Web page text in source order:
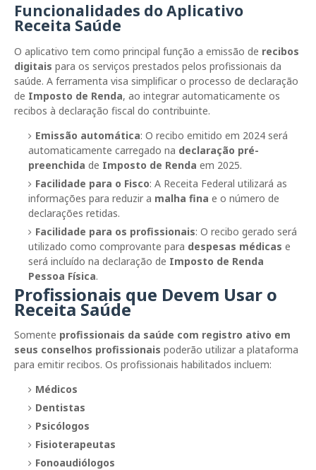
Funcionalidades do Aplicativo
Receita Saúde
O aplicativo tem como principal função a emissão de recibos
digitais para os serviços prestados pelos profissionais da
saúde. A ferramenta visa simplificar o processo de declaração
de Imposto de Renda, ao integrar automaticamente os
recibos à declaração fiscal do contribuinte.
Emissão automática: O recibo emitido em 2024 será
automaticamente carregado na declaração pré-
preenchida de Imposto de Renda em 2025.
Facilidade para o Fisco: A Receita Federal utilizará as
informações para reduzir a malha fina e o número de
declarações retidas.
Facilidade para os profissionais: O recibo gerado será
utilizado como comprovante para despesas médicas e
será incluído na declaração de Imposto de Renda
Pessoa Física.
Profissionais que Devem Usar o
Receita Saúde
Somente profissionais da saúde com registro ativo em
seus conselhos profissionais poderão utilizar a plataforma
para emitir recibos. Os profissionais habilitados incluem:
Médicos
Dentistas
Psicólogos
Fisioterapeutas
Fonoaudiólogos